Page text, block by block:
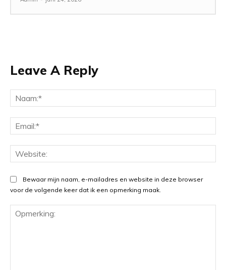
Leave A Reply
Bewaar mijn naam, e-mailadres en website in deze browser
voor de volgende keer dat ik een opmerking maak.